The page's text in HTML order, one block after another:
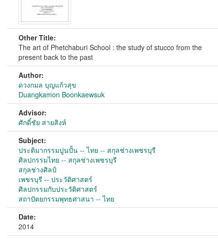
Other Title:
The art of Phetchaburi School : the study of stucco from the
present back to the past
Author:
ดวงกมล บุญแก้วสุข
Duangkamon Boonkaewsuk
Advisor:
ศักดิ์ชัย สายสิงห์
Subject:
ประติมากรรมปูนปั้น -- ไทย -- สกุลช่างเพชรบุรี
ศิลปกรรมไทย -- สกุลช่างเพชรบุรี
สกุลช่างศิลป์
เพชรบุรี -- ประวัติศาสตร์
ศิลปกรรมกับประวัติศาสตร์
สถาปัตยกรรมพุทธศาสนา -- ไทย
Date:
2014